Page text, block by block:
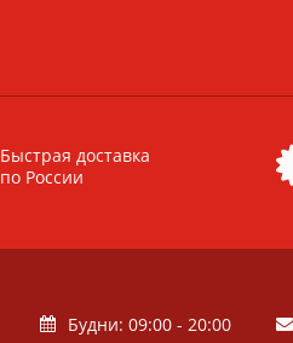
Быстрая доставка
по России
Будни: 09:00 - 20:00